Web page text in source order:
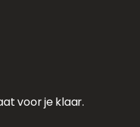
voor je klaar.